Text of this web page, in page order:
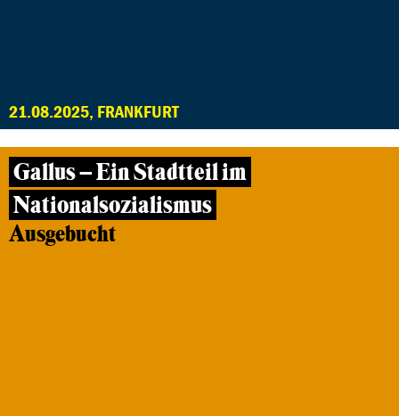
21.08.2025, FRANKFURT
Gallus – Ein Stadtteil im
Nationalsozialismus
Ausgebucht